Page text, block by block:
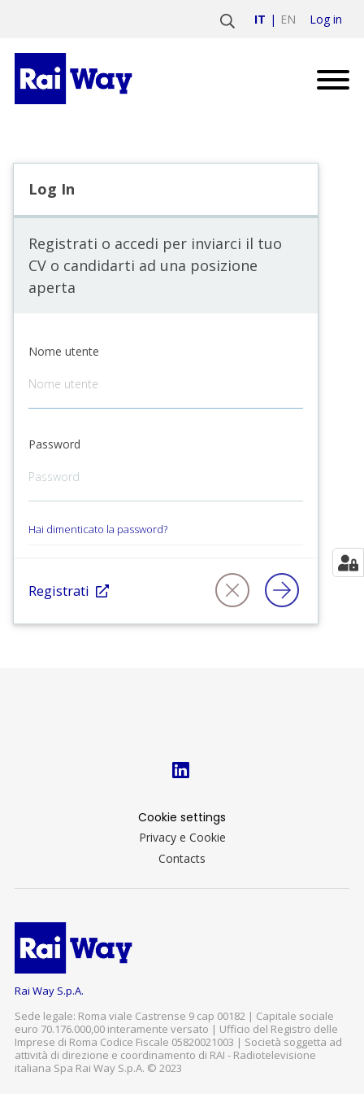
IT EN Log in
Log In
Registrati o accedi per inviarci il tuo
CV o candidarti ad una posizione
aperta
Nome utente
Password
Hai dimenticato la password?
Registrati
Cookie settings
Privacy e Cookie
Contacts
Rai Way S.p.A.
Sede legale: Roma viale Castrense 9 cap 00182 | Capitale sociale
euro 70.176.000,00 interamente versato | Ufficio del Registro delle
Imprese di Roma Codice Fiscale 05820021003 | Società soggetta ad
attività di direzione e coordinamento di RAI - Radiotelevisione
italiana Spa Rai Way S.p.A. © 2023